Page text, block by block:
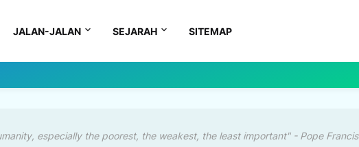
JALAN-JALAN SEJARAH SITEMAP
especially the poorest, the weakest, the least important" - Pope Francis